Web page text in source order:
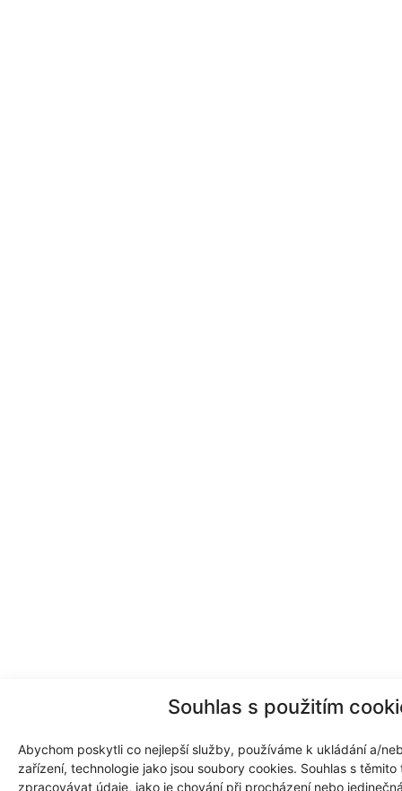
Souhlas s použitím
Abychom poskytli co nejlepší služby, používáme k ukládání a/
zařízení, technologie jako jsou soubory cookies. Souhlas s
zpracovávat údaje, jako je chování při procházení nebo